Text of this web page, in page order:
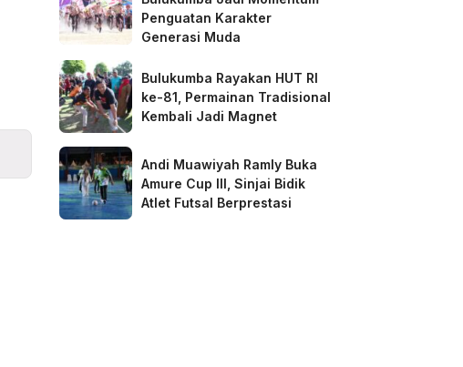
Penguatan Karakter
Generasi Muda
Bulukumba Rayakan HUT RI
ke-81, Permainan Tradisional
Kembali Jadi Magnet
Andi Muawiyah Ramly Buka
Amure Cup III, Sinjai Bidik
Atlet Futsal Berprestasi